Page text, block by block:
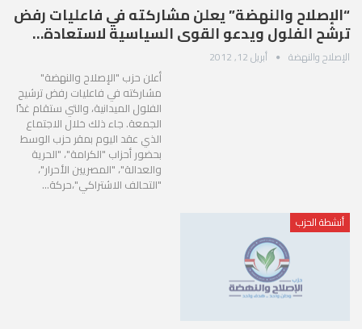
“الإصلاح والنهضة” يعلن مشاركته في فاعليات رفض
ترشح الفلول ويدعو القوى السياسية لاستعادة…
الإصلاح والنهضة أبريل 12, 2012
أعلن حزب "الإصلاح والنهضة"
مشاركته في فاعليات رفض ترشيح
الفلول الميدانية، والتي ستقام غدًا
الجمعة. جاء ذلك خلال الاجتماع
الذي عقد اليوم بمقر حزب الوسط
بحضور أحزاب "الكرامة"، "الحرية
والعدالة"، "المصريين الأحرار"،
"التحالف الاشتراكي"،حركة…
أنشطة الحزب